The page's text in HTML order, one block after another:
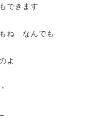
できます
ね なんでも
よ